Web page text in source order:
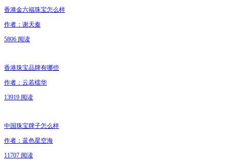
香港金六福珠宝怎么样
作者：谢天秦
5806 阅读
香港珠宝品牌有哪些
作者：云若檑华
13919 阅读
中国珠宝牌子怎么样
作者：蓝色星空海
11707 阅读